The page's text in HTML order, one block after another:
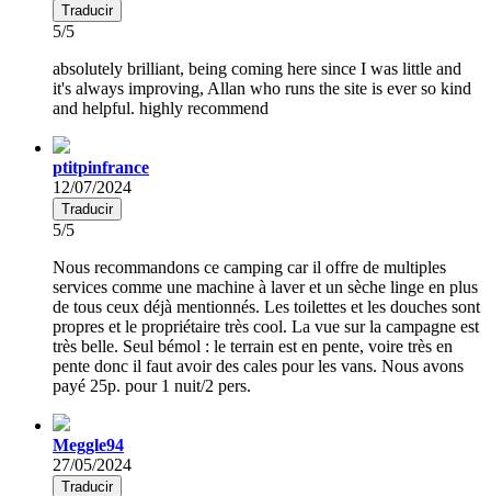
Traducir
5/5
absolutely brilliant, being coming here since I was little and
it's always improving, Allan who runs the site is ever so kind
and helpful. highly recommend
ptitpinfrance
12/07/2024
Traducir
5/5
Nous recommandons ce camping car il offre de multiples
services comme une machine à laver et un sèche linge en plus
de tous ceux déjà mentionnés. Les toilettes et les douches sont
propres et le propriétaire très cool. La vue sur la campagne est
très belle. Seul bémol : le terrain est en pente, voire très en
pente donc il faut avoir des cales pour les vans. Nous avons
payé 25p. pour 1 nuit/2 pers.
Meggle94
27/05/2024
Traducir